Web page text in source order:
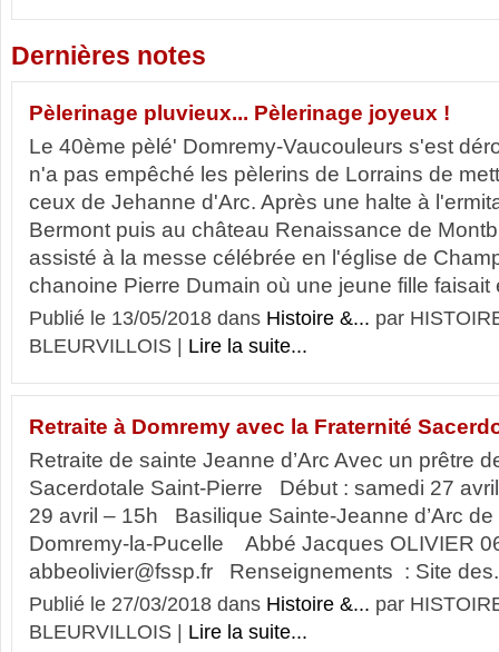
Dernières notes
Pèlerinage pluvieux... Pèlerinage joyeux !
Le 40ème pèlé' Domremy-Vaucouleurs s'est
n'a pas empêché les pèlerins de Lorrains de
ceux de Jehanne d'Arc. Après une halte à
Bermont puis au château Renaissance de
assisté à la messe célébrée en l'église de
chanoine Pierre Dumain où une jeune fille faisait
Publié le 13/05/2018 dans Histoire &... par
BLEURVILLOIS | Lire la suite...
Retraite à Domremy avec la Fraternité
Retraite de sainte Jeanne d’Arc Avec un prêtre
Sacerdotale Saint-Pierre Début : samedi 27
29 avril – 15h Basilique Sainte-Jeanne d’Arc
Domremy-la-Pucelle Abbé Jacques OLIVIER
abbeolivier@fssp.fr Renseignements : Site
Publié le 27/03/2018 dans Histoire &... par
BLEURVILLOIS | Lire la suite...